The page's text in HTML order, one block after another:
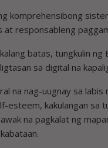
komprehensibong
at responsableng
batas, tungkulin ng
sa digital na
na nag-uugnay sa
esteem, kakulangan sa
na pagkalat ng